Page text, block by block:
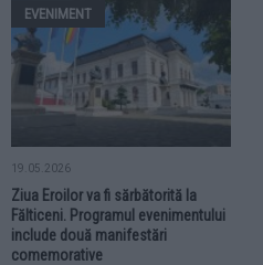
EVENIMENT
19.05.2026
Ziua Eroilor va fi sărbătorită la
Fălticeni. Programul evenimentului
include două manifestări
comemorative